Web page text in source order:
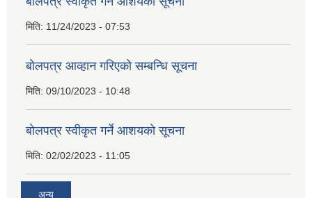
मिति: 11/24/2023 - 07:53
बोलपत्र आव्हान गरिएको सम्बन्धि सूचना
मिति: 09/10/2023 - 10:48
बाेलपत्र स्वीकृत गर्ने आशयकाे सूचना
मिति: 02/02/2023 - 11:05
अन्य